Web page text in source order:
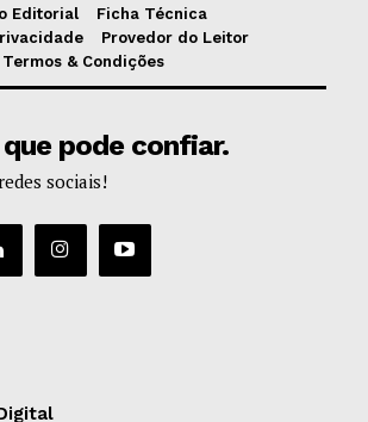
Editorial
Ficha Técnica
Provedor do Leitor
Termos & Condições
pode confiar.
sociais!